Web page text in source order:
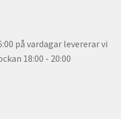
på vardagar levererar vi
18:00 - 20:00